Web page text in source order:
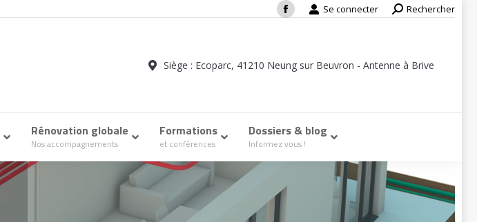
Facebook
in
Se connecter Search:
Rechercher
Siège : Ecoparc, 41210 Neung sur Beuvron - Antenne à Brive
Rénovation globale
Nos accompagnements
Formations–
et conférences
Dossiers & blog
Informez vous !